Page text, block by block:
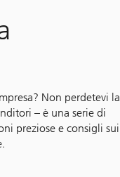
Non perdetevi la
– è una serie di
preziose e consigli sui